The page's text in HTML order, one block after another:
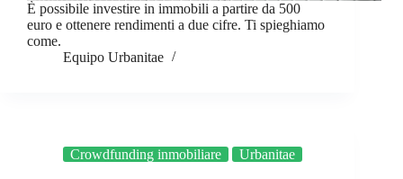
È possibile investire in immobili a partire da 500
euro e ottenere rendimenti a due cifre. Ti spieghiamo
come.
Equipo Urbanitae
Crowdfunding inmobiliare Urbanitae